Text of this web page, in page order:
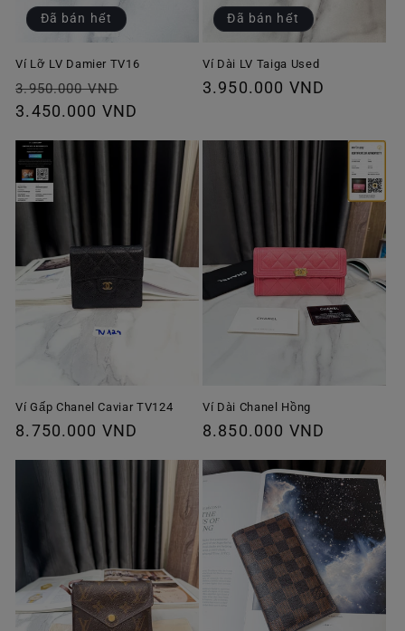
Đã bán hết
Ví Lỡ LV Damier TV16
Giá
thông
3.950.000 VND
ưu
3.450.000 VND
Đã bán hết
Ví Dài LV Taiga Used
Giá
3.950.000 VND
Ví Gấp Chanel Caviar TV124
Giá
8.750.000 VND
Ví Dài Chanel Hồng
Giá
thường
8.850.000 VND